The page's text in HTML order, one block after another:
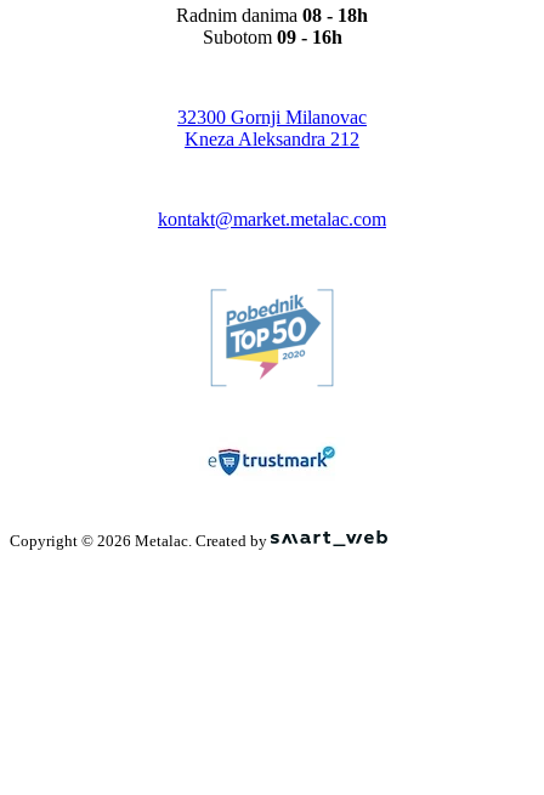
Radnim danima 08 - 18h
Subotom 09 - 16h
32300 Gornji Milanovac
Kneza Aleksandra 212
kontakt@market.metalac.com
Copyright © 2026 Metalac. Created by